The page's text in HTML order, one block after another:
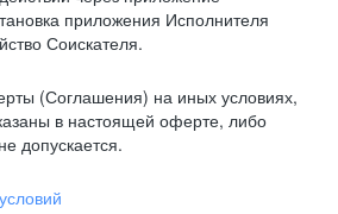
приложения Исполнителя
Соискателя.
(Соглашения) на иных условиях,
в настоящей оферте, либо
допускается.